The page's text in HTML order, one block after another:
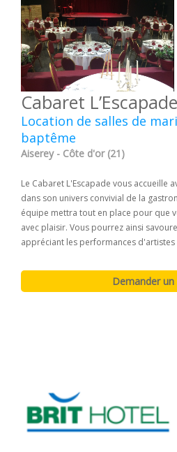
Cabaret L’Escapade
Location de salles de
baptême
Aiserey - Côte d'or (21)
Le Cabaret L'Escapade vous accueille
dans son univers convivial de la
équipe mettra tout en place pour que
avec plaisir. Vous pourrez ainsi
appréciant les performances d'artistes